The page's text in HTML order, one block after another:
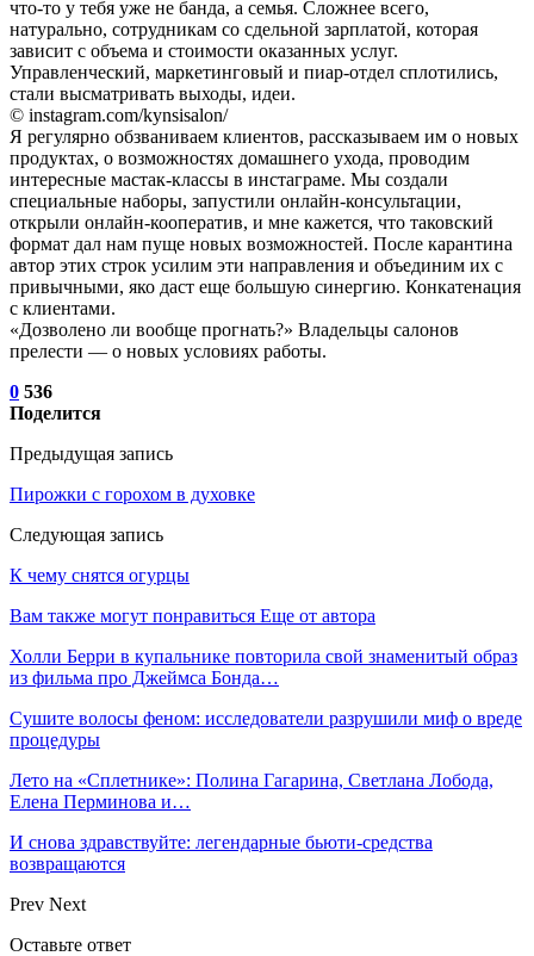
что-то у тебя уже не банда, а семья. Сложнее всего,
натурально, сотрудникам со сдельной зарплатой, которая
зависит с объема и стоимости оказанных услуг.
Управленческий, маркетинговый и пиар-отдел сплотились,
стали высматривать выходы, идеи.
© instagram.com/kynsisalon/
Я регулярно обзваниваем клиентов, рассказываем им о новых
продуктах, о возможностях домашнего ухода, проводим
интересные мастак-классы в инстаграме. Мы создали
специальные наборы, запустили онлайн-консультации,
открыли онлайн-кооператив, и мне кажется, что таковский
формат дал нам пуще новых возможностей. После карантина
автор этих строк усилим эти направления и объединим их с
привычными, яко даст еще большую синергию. Конкатенация
с клиентами.
«Дозволено ли вообще прогнать?» Владельцы салонов
прелести — о новых условиях работы.
0 536
Поделится
Предыдущая запись
Пирожки с горохом в духовке
Следующая запись
К чему снятся огурцы
Вам также могут понравиться Еще от автора
Холли Берри в купальнике повторила свой знаменитый образ
из фильма про Джеймса Бонда…
Сушите волосы феном: исследователи разрушили миф о вреде
процедуры
Лето на «Сплетнике»: Полина Гагарина, Светлана Лобода,
Елена Перминова и…
И снова здравствуйте: легендарные бьюти-средства
возвращаются
Prev Next
Оставьте ответ